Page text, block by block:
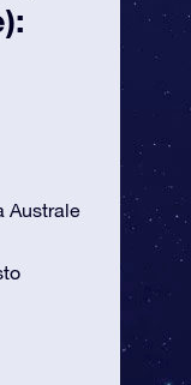
Australe